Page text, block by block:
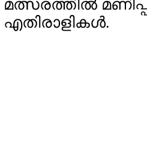
മത്സരത്തില്‍
എതിരാളികള്‍.